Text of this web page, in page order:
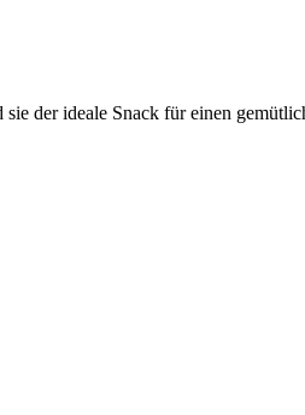
der ideale Snack für einen